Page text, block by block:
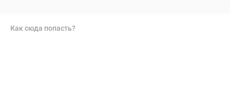
Как сюда попасть?